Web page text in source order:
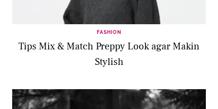
FASHION
Tips Mix & Match Preppy Look agar Makin
Stylish